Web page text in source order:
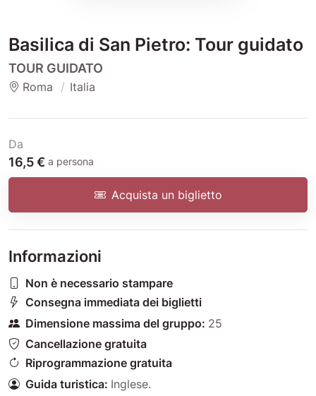
Basilica di San Pietro: Tour guidato
TOUR GUIDATO
Roma Italia
Da
16,5 € a persona
Acquista un biglietto
Informazioni
Non è necessario stampare
Consegna immediata dei biglietti
Dimensione massima del gruppo: 25
Cancellazione gratuita
Riprogrammazione gratuita
Guida turistica: Inglese.